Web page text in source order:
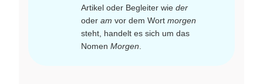
Artikel oder Begleiter wie der
oder am vor dem Wort morgen
steht, handelt es sich um das
Nomen Morgen